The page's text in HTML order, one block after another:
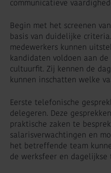
communicatieve
Begin met het screenen
basis van duidelijke
medewerkers kunnen
kandidaten voldoen aan
cultuurfit. Zij kennen de
kunnen inschatten welke
Eerste telefonische
delegeren. Deze
praktische zaken te
salarisverwachtingen en
het betreffende team
de werksfeer en dagelijkse